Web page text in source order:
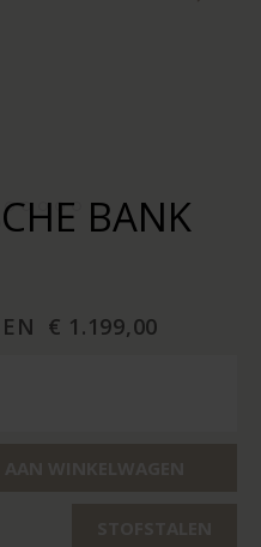
BANK
€ 1.199,00